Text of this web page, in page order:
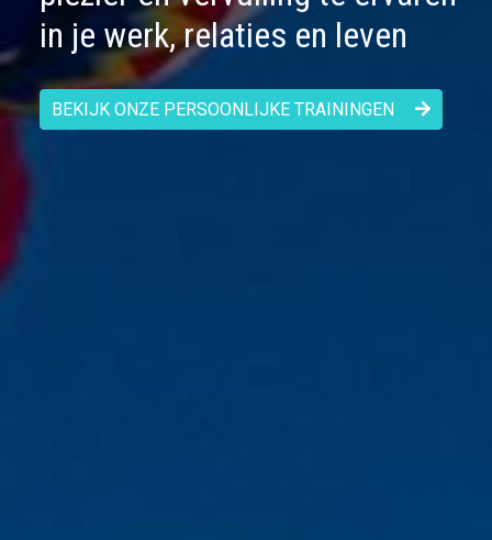
in je werk, relaties en leven
BEKIJK ONZE PERSOONLIJKE TRAININGEN